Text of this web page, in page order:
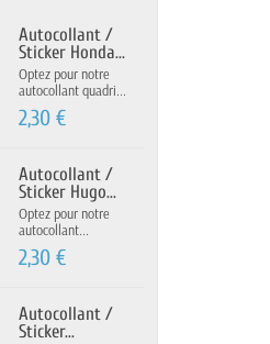
Autocollant /
Sticker Honda...
Optez pour notre
autocollant quadri...
2,30 €
Autocollant /
Sticker Hugo...
Optez pour notre
autocollant...
2,30 €
Autocollant /
Sticker...